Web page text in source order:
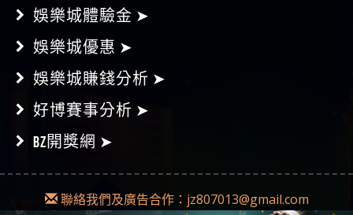
娛樂城推薦 ➤
娛樂城體驗金 ➤
娛樂城優惠 ➤
娛樂城賺錢分析 ➤
好博賽事分析 ➤